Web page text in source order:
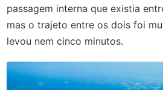
passagem interna que existia
mas o trajeto entre os dois foi
levou nem cinco minutos.